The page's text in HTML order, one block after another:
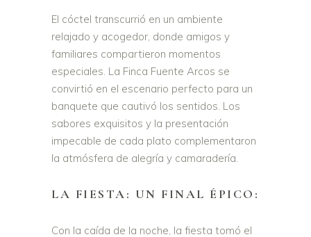
El cóctel transcurrió en un ambiente
relajado y acogedor, donde amigos y
familiares compartieron momentos
especiales. La Finca Fuente Arcos se
convirtió en el escenario perfecto para un
banquete que cautivó los sentidos. Los
sabores exquisitos y la presentación
impecable de cada plato complementaron
la atmósfera de alegría y camaradería.
LA FIESTA: UN FINAL ÉPICO:
Con la caída de la noche, la fiesta tomó el